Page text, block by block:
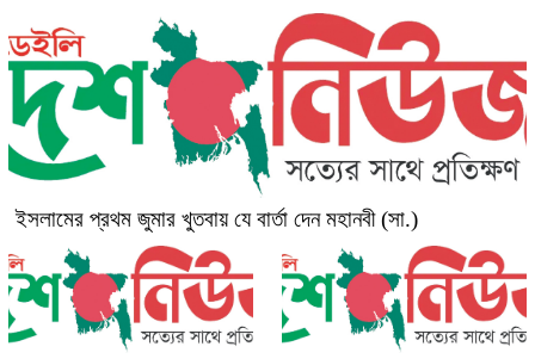
ইসলামের প্রথম জুমার খুতবায় যে বার্তা দেন মহানবী (সা.)